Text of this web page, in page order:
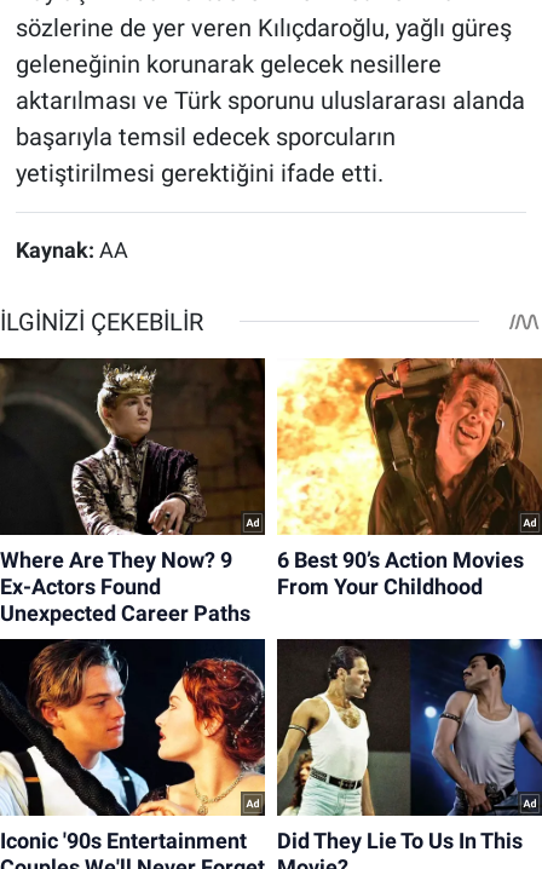
sözlerine de yer veren Kılıçdaroğlu, yağlı güreş
geleneğinin korunarak gelecek nesillere
aktarılması ve Türk sporunu uluslararası alanda
başarıyla temsil edecek sporcuların
yetiştirilmesi gerektiğini ifade etti.
Kaynak: AA